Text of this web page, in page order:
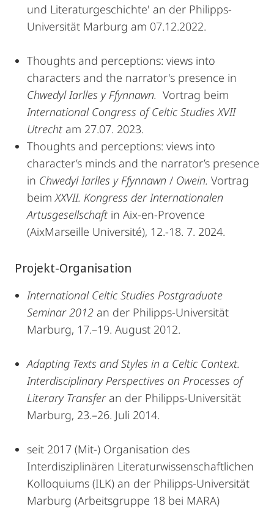
und Literaturgeschichte' an der Philipps-
Universität Marburg am 07.12.2022.
Thoughts and perceptions: views into
characters and the narrator's presence in
Chwedyl Iarlles y Ffynnawn. Vortrag beim
International Congress of Celtic Studies XVII
Utrecht am 27.07. 2023.
Thoughts and perceptions: views into
character’s minds and the narrator’s presence
in Chwedyl Iarlles y Ffynnawn / Owein. Vortrag
beimXXVII. Kongress der Internationalen
Artusgesellschaft in Aix-en-Provence
(AixMarseille Université), 12.-18. 7. 2024.
Projekt-Organisation
International Celtic Studies Postgraduate
Seminar 2012 an der Philipps-Universität
Marburg, 17.–19. August 2012.
Adapting Texts and Styles in a Celtic Context.
Interdisciplinary Perspectives on Processes of
Literary Transferan der Philipps-Universität
Marburg, 23.–26. Juli 2014.
seit 2017 (Mit-) Organisation des
Interdisziplinären Literaturwissenschaftlichen
Kolloquiums (ILK) an der Philipps-Universität
Marburg (Arbeitsgruppe 18 bei MARA)